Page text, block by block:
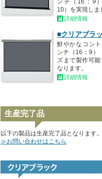
ンチ（16：9
10）を実現しま
詳細情報
■クリアブラ
鮮やかなコン
ンチ（16：9）
ズまで製作可
なります。
詳細情報
生産完了品
以下の製品は生産完了品となります
≫お問い合わせはこちら